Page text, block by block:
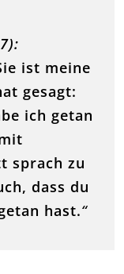
ist meine
gesagt:
ich getan
sprach zu
dass du
hast.“